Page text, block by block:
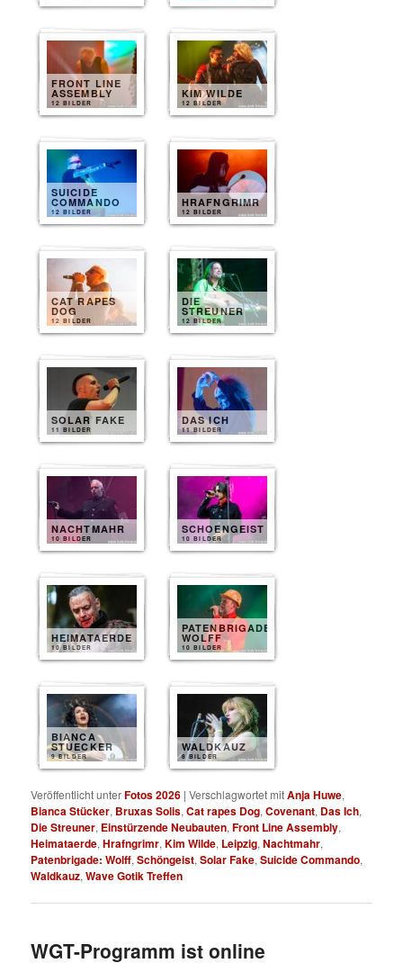
FRONT LINE
ASSEMBLY
12 BILDER
KIM WILDE
12 BILDER
SUICIDE
COMMANDO
12 BILDER
HRAFNGRIMR
12 BILDER
CAT RAPES
DOG
12 BILDER
DIE
STREUNER
12 BILDER
SOLAR FAKE
11 BILDER
DAS ICH
11 BILDER
NACHTMAHR
10 BILDER
SCHOENGEIST
10 BILDER
HEIMATAERDE
10 BILDER
PATENBRIGADE
WOLFF
10 BILDER
BIANCA
STUECKER
9 BILDER
WALDKAUZ
8 BILDER
Veröffentlicht unterFotos 2026 |Verschlagwortet mitAnja Huwe,
Bianca Stücker, Bruxas Solis,Cat rapes Dog,Covenant, Das Ich,
Die Streuner, Einstürzende Neubauten,Front Line Assembly,
Heimataerde,Hrafngrimr,Kim Wilde, Leipzig,Nachtmahr,
Patenbrigade: Wolff,Schöngeist,Solar Fake,Suicide Commando,
Waldkauz,Wave Gotik Treffen
WGT-Programm ist online